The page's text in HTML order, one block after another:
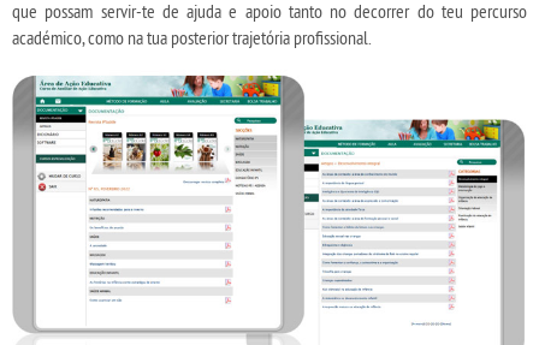
que possam servir-te de ajuda e apoio tanto no decorrer do teu percurso
académico, como na tua posterior trajetória profissional.